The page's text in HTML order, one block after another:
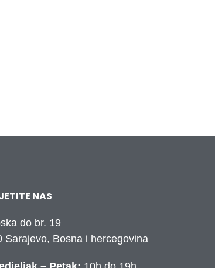
NAS
do br. 19
Sarajevo, Bosna i hercegovina